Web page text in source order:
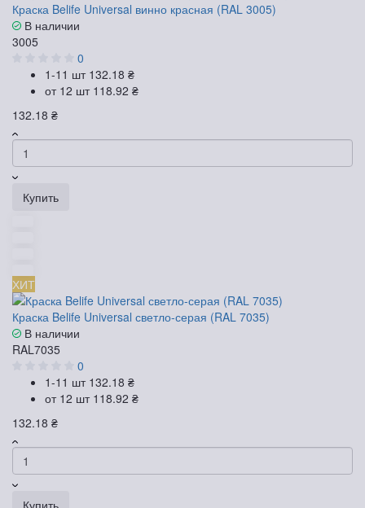
Краска Belife Universal винно красная (RAL 3005)
В наличии
3005
0
1-11 шт 132.18 ₴
от 12 шт 118.92 ₴
132.18 ₴
Купить
ХИТ
Краска Belife Universal светло-серая (RAL 7035)
В наличии
RAL7035
0
1-11 шт 132.18 ₴
от 12 шт 118.92 ₴
132.18 ₴